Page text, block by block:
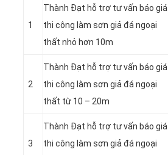
1
Thành Đạt hỗ trợ tư vấn báo giá
thi công làm sơn giả đá ngoại
thất nhỏ hơn 10m
2
Thành Đạt hỗ trợ tư vấn báo giá
thi công làm sơn giả đá ngoại
thất từ 10 – 20m
3
Thành Đạt hỗ trợ tư vấn báo giá
thi công làm sơn giả đá ngoại